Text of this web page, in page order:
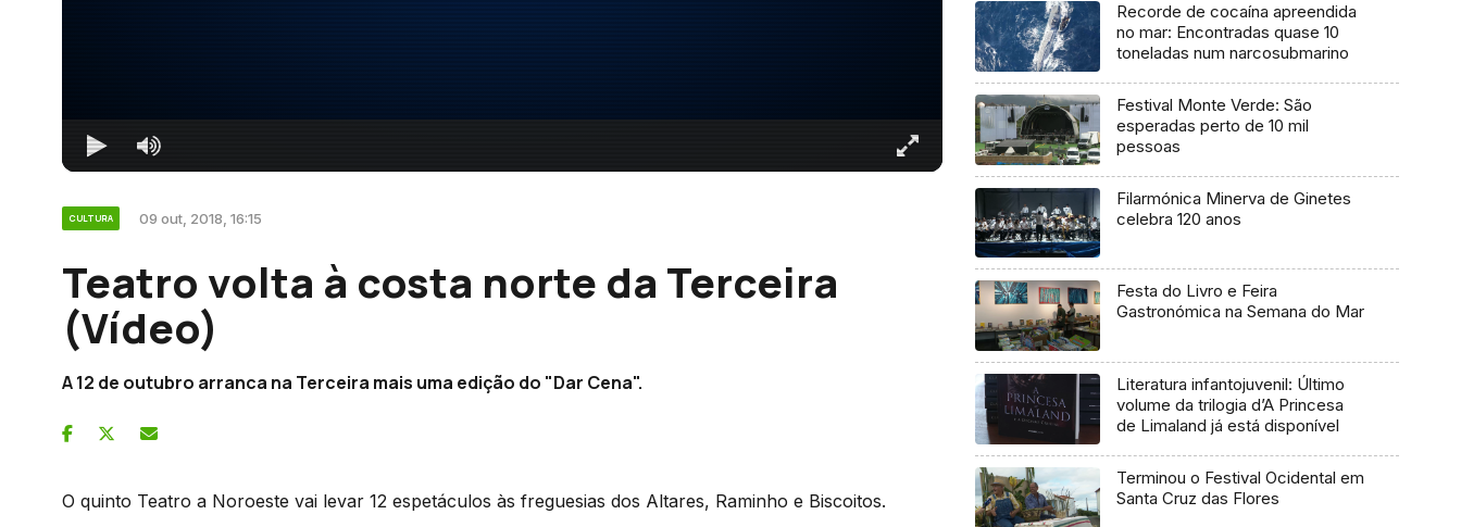
CULTURA 09 out, 2018, 16:15
Teatro volta à costa norte da Terceira
(Vídeo)
A 12 de outubro arranca na Terceira mais uma edição do "Dar Cena".
O quinto Teatro a Noroeste vai levar 12 espetáculos às freguesias dos Altares, Raminho e Biscoitos.
Recorde de cocaína apreendida
no mar: Encontradas quase 10
toneladas num narcosubmarino
Festival Monte Verde: São
esperadas perto de 10 mil
pessoas
Filarmónica Minerva de Ginetes
celebra 120 anos
Festa do Livro e Feira
Gastronómica na Semana do Mar
Literatura infantojuvenil: Último
volume da trilogia d’A Princesa
de Limaland já está disponível
Terminou o Festival Ocidental em
Santa Cruz das Flores